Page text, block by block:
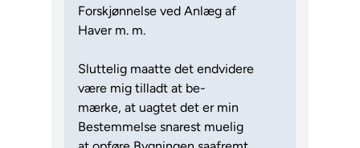
Forskjønnelse ved Anlæg af
Haver m. m.
Sluttelig maatte det endvidere
være mig tilladt at be-
mærke, at uagtet det er min
Bestemmelse snarest muelig